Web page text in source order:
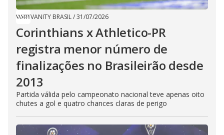
VANITY BRASIL/31/07/2026
Corinthians x Athletico-PR
registra menor número de
finalizações no Brasileirão desde
2013
Partida válida pelo campeonato nacional teve apenas oito
chutes a gol e quatro chances claras de perigo